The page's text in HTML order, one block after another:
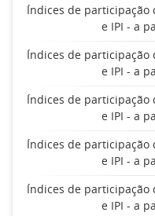
Índices de participação
e IPI - a
Índices de participação
e IPI - a
Índices de participação
e IPI - a
Índices de participação
e IPI - a
Índices de participação
e IPI - a